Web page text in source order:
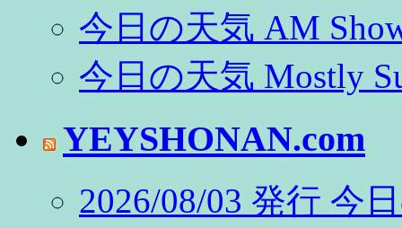
今日の天気 AM
今日の天気 Mostly
YEYSHONAN.com
2026/08/03 発行 今